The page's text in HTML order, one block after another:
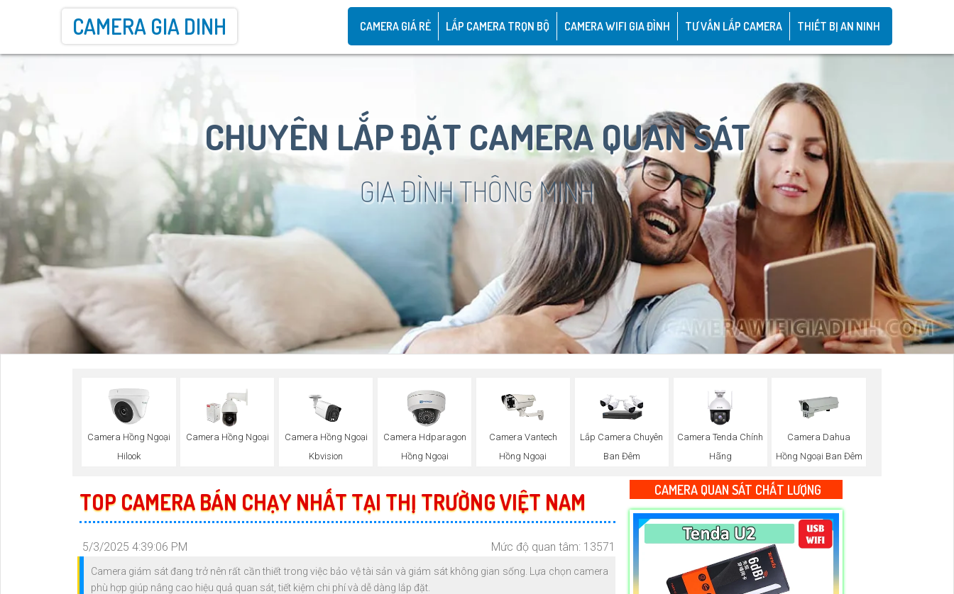
CAMERA GIA DINH CAMERA GIÁ RẺ LẮP CAMERA TRỌN BỘ CAMERA WIFI GIA ĐÌNH TƯ VẤN LẮP CAMERA THIẾT BỊ AN NINH
CHUYÊN LẮP ĐẶT CAMERA QUAN SÁT
GIA ĐÌNH THÔNG MINH
Camera Hồng Ngoại
Hilook
Camera Hồng Ngoại
Camera Hồng Ngoại
Kbvision
Camera Hdparagon
Hồng Ngoại
Camera Vantech
Hồng Ngoại
Lắp Camera Chuyên
Ban Đêm
Camera Tenda Chính
Hãng
Camera Dahua
Hồng Ngoại Ban Đêm
TOP CAMERA BÁN CHẠY NHẤT TẠI THỊ TRƯỜNG VIỆT NAM
5/3/2025 4:39:06 PM Mức độ quan tâm: 13571
Camera giám sát đang trở nên rất cần thiết trong việc bảo vệ tài sản và giám sát không gian sống. Lựa chọn camera
phù hợp giúp nâng cao hiệu quả quan sát, tiết kiệm chi phí và dễ dàng lắp đặt.
CAMERA QUAN SÁT CHẤT LƯỢNG